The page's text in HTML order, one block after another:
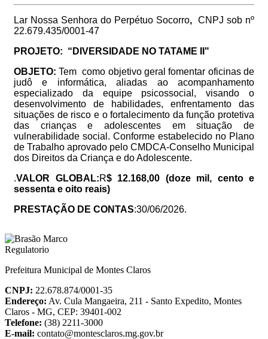
Lar Nossa Senhora do Perpétuo Socorro, CNPJ sob nº
22.679.435/0001-47
PROJETO: “DIVERSIDADE NO TATAME II"
OBJETO: Tem como objetivo geral fomentar oficinas de
judô e informática, aliadas ao acompanhamento
especializado da equipe psicossocial, visando o
desenvolvimento de habilidades, enfrentamento das
situações de risco e o fortalecimento da função protetiva
das crianças e adolescentes em situação de
vulnerabilidade social. Conforme estabelecido no Plano
de Trabalho aprovado pelo CMDCA-Conselho Municipal
dos Direitos da Criança e do Adolescente.
.VALOR GLOBAL:R$ 12.168,00 (doze mil, cento e
sessenta e oito reais)
PRESTAÇÃO DE CONTAS:30/06/2026.
Prefeitura Municipal de Montes Claros
CNPJ: 22.678.874/0001-35
Endereço: Av. Cula Mangaeira, 211 - Santo Expedito, Montes
Claros - MG, CEP: 39401-002
Telefone: (38) 2211-3000
E-mail: contato@montesclaros.mg.gov.br